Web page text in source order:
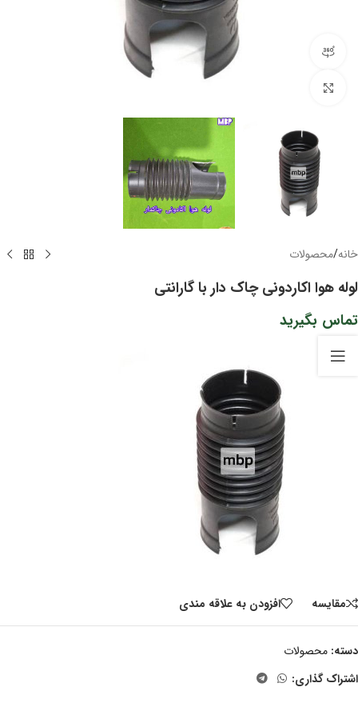
خانه/محصولات
لوله هوا اکاردونی چاک دار با گارانتی
تماس بگیرید
مقايسه افزودن به علاقه مندی
دسته: محصولات
اشتراک گذاری: